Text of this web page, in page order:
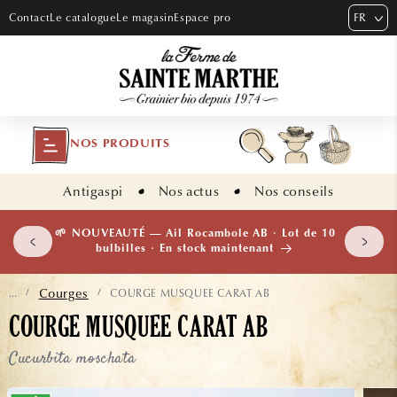
ET PASSER
ContactLe catalogueLe magasinEspace pro FR
NOS PRODUITS
Antigaspi Nos actus Nos conseils
🌱 NOUVEAUTÉ — Ail Rocambole AB · Lot de 10
bulbilles · En stock maintenant
... / Courges / COURGE MUSQUEE CARAT AB
COURGE MUSQUEE CARAT AB
Cucurbita moschata
AUX